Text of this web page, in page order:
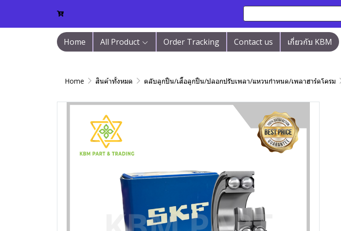
Home All Product Order Tracking Contact us เกี่ยวกับ KBM
Home สินค้าทั้งหมด ตลับลูกปืน/เสื้อลูกปืน/ปลอกปรับเพลา/แหวนกำหนด/เพลาฮาร์ดโครม